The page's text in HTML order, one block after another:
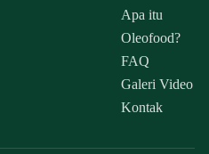
Apa itu
Oleofood?
FAQ
Galeri Video
Kontak